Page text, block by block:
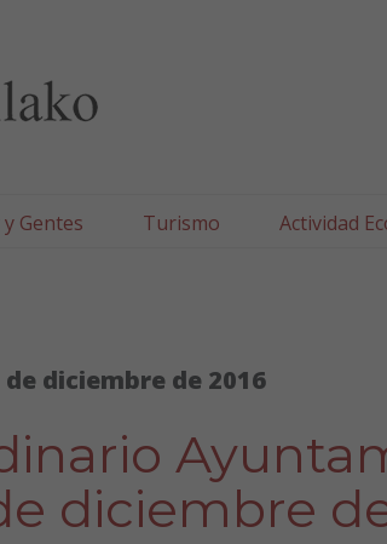
Gentes Turismo Actividad
de diciembre de 2016
diciembre